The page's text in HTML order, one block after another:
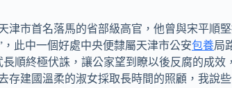
津市首名落馬的省部級高官，他曾與宋平順
此中一個好處中央便隸屬天津市公安包養局
順終極伏誅，讓公家望到瞭以後反腐的成
國溫柔的淑女採取長時間的照顧，我說